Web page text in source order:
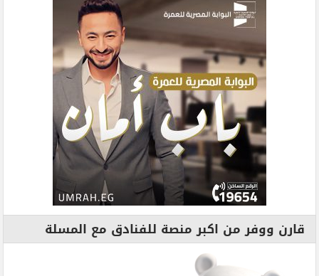
قارن ووفر من اكبر منصة للفنادق مع المسلة